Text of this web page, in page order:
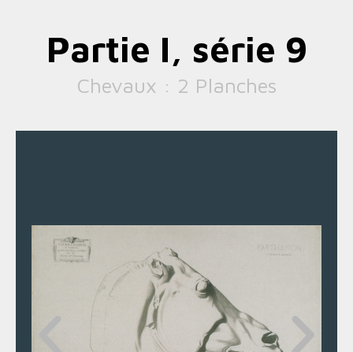
Partie I, série 9
Chevaux : 2 Planches